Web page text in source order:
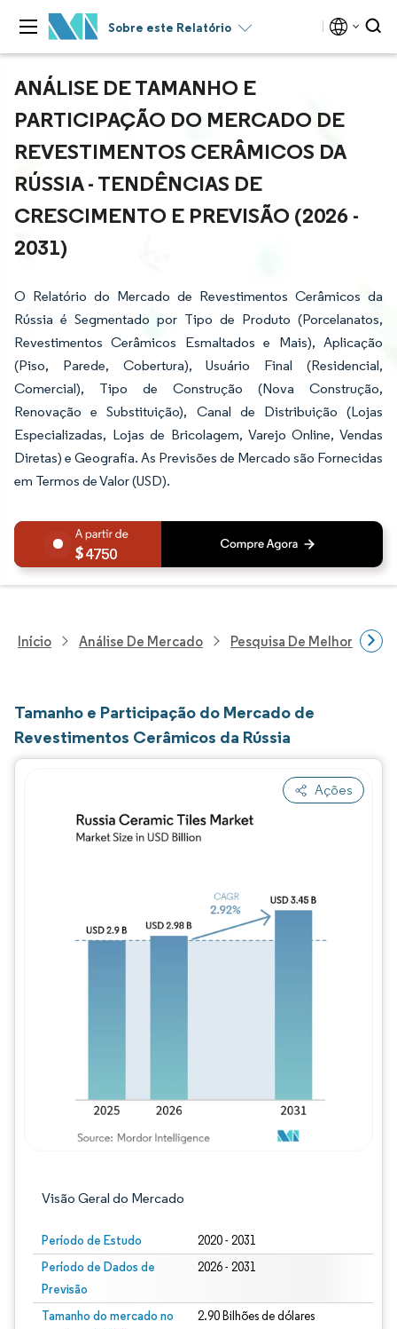
Sobre este Relatório
ANÁLISE DE TAMANHO E
PARTICIPAÇÃO DO MERCADO DE
REVESTIMENTOS CERÂMICOS DA
RÚSSIA - TENDÊNCIAS DE
CRESCIMENTO E PREVISÃO (2026 -
2031)
O Relatório do Mercado de Revestimentos Cerâmicos da
Rússia é Segmentado por Tipo de Produto (Porcelanatos,
Revestimentos Cerâmicos Esmaltados e Mais), Aplicação
(Piso, Parede, Cobertura), Usuário Final (Residencial,
Comercial), Tipo de Construção (Nova Construção,
Renovação e Substituição), Canal de Distribuição (Lojas
Especializadas, Lojas de Bricolagem, Varejo Online, Vendas
Diretas) e Geografia. As Previsões de Mercado são Fornecidas
em Termos de Valor (USD).
4750
Início Análise De Mercado Pesquisa De Melhorias
Tamanho e Participação do Mercado de
Revestimentos Cerâmicos da Rússia
Ações
Visão Geral do Mercado
Período de Estudo 2020 - 2031
Período de Dados de
Previsão
2026 - 2031
Tamanho do mercado no
2.90 Bilhões de dólares